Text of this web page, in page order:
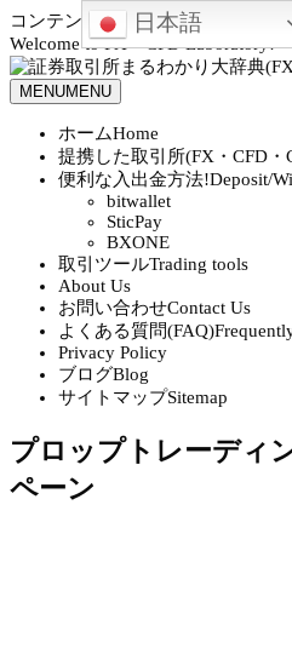
コンテンツへスキップ
Welcome to FX・CFD Laboratory!
MENUMENU
ホームHome
提携した取引所(FX・CFD・
便利な入出金方法!Deposit/
bitwallet
SticPay
BXONE
取引ツールTrading tools
About Us
お問い合わせContact Us
よくある質問(FAQ)
Privacy Policy
ブログBlog
サイトマップSitemap
プロップトレーディ
ペーン
日本語